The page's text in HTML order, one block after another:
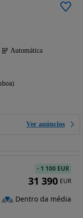
Automática
Ver anúncios
- 1 100 EUR
31 390 EUR
Dentro da média